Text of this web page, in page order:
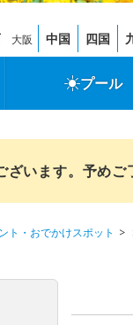
大阪 中国 四国
プール
います。予めご
ト・おでかけスポット